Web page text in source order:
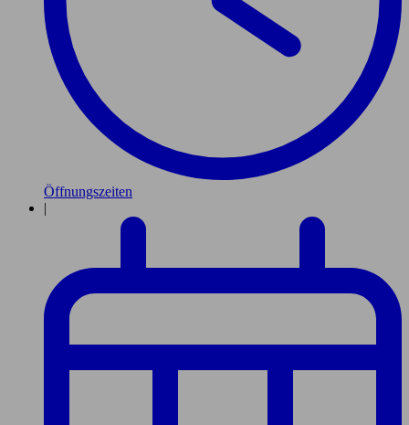
Öffnungszeiten
|